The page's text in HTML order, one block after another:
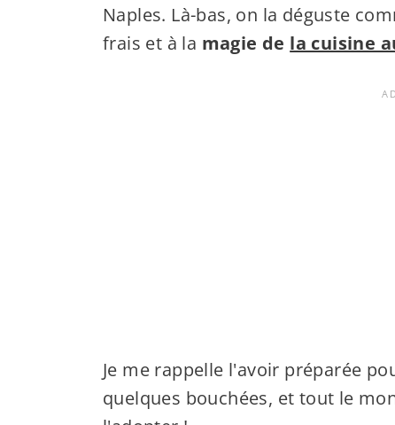
Naples. Là-bas, on la déguste
frais et à la magie de la cuisine
Je me rappelle l'avoir préparée
quelques bouchées, et tout le